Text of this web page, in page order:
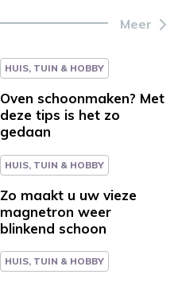
Meer
HUIS, TUIN & HOBBY
Oven schoonmaken? Met
deze tips is het zo
gedaan
HUIS, TUIN & HOBBY
Zo maakt u uw vieze
magnetron weer
blinkend schoon
HUIS, TUIN & HOBBY